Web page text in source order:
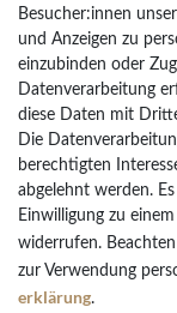
Rückgaberecht
Vertrag
Bezahlarten
PayPal
Vorkasse
Kreditkarten
Kauf auf
Besucher:innen
und Anzeigen zu
einzubinden oder
Datenverarbeitung
diese Daten mit
Die
berechtigten
abgelehnt werden.
Einwilligung zu
widerrufen.
zur Verwendung
erklärung.